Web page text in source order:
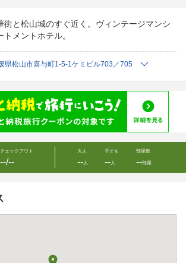
街と松山城のすぐ近く。ヴィンテージマンシ
メントホテル。
県松山市喜与町1-5-1ケミビル703／705
チェックアウト
--/--
大人
--人
子ども
--人
部屋数
--部屋